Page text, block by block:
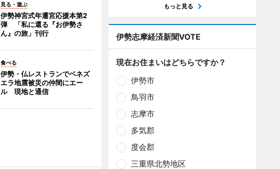
見る・遊ぶ
伊勢神宮式年遷宮応援本第2
弾 「私に還る『お伊勢さ
ん』の旅」刊行
食べる
伊勢・仏レストランでベネズ
エラ地震被災の仲間にエー
ル 現地と通信
もっと見る
伊勢志摩経済新聞VOTE
現在お住まいはどちらですか？
伊勢市
鳥羽市
志摩市
多気郡
度会郡
三重県北勢地区